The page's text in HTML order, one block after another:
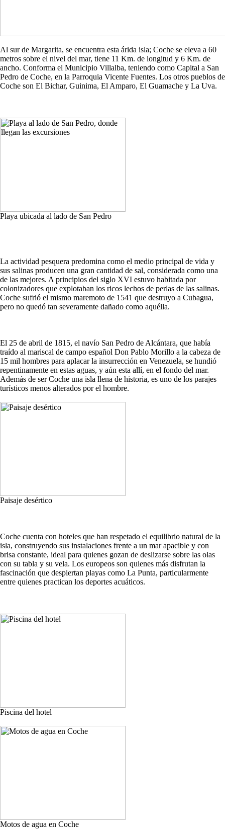
Al sur de Margarita, se encuentra esta árida isla; Coche se eleva a 60
metros sobre el nivel del mar, tiene 11 Km. de longitud y 6 Km. de
ancho. Conforma el Municipio Villalba, teniendo como Capital a San
Pedro de Coche, en la Parroquia Vicente Fuentes. Los otros pueblos de
Coche son El Bichar, Guinima, El Amparo, El Guamache y La Uva.
Playa ubicada al lado de San Pedro
La actividad pesquera predomina como el medio principal de vida y
sus salinas producen una gran cantidad de sal, considerada como una
de las mejores. A principios del siglo XVI estuvo habitada por
colonizadores que explotaban los ricos lechos de perlas de las salinas.
Coche sufrió el mismo maremoto de 1541 que destruyo a Cubagua,
pero no quedó tan severamente dañado como aquélla.
El 25 de abril de 1815, el navío San Pedro de Alcántara, que había
traído al mariscal de campo español Don Pablo Morillo a la cabeza de
15 mil hombres para aplacar la insurrección en Venezuela, se hundió
repentinamente en estas aguas, y aún esta allí, en el fondo del mar.
Además de ser Coche una isla llena de historia, es uno de los parajes
turísticos menos alterados por el hombre.
Paisaje desértico
Coche cuenta con hoteles que han respetado el equilibrio natural de la
isla, construyendo sus instalaciones frente a un mar apacible y con
brisa constante, ideal para quienes gozan de deslizarse sobre las olas
con su tabla y su vela. Los europeos son quienes más disfrutan la
fascinación que despiertan playas como La Punta, particularmente
entre quienes practican los deportes acuáticos.
Piscina del hotel
Motos de agua en Coche